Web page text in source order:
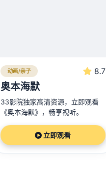
动画/亲子 8.7
奥本海默
33影院独家高清资源，立即观看
《奥本海默》，畅享视听。
立即观看